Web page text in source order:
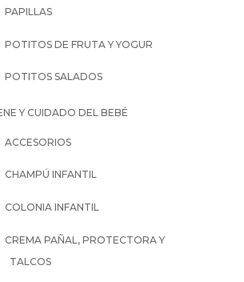
PAPILLAS
POTITOS DE FRUTA Y YOGUR
POTITOS SALADOS
Y CUIDADO DEL BEBÉ
ACCESORIOS
CHAMPÚ INFANTIL
COLONIA INFANTIL
CREMA PAÑAL, PROTECTORA Y
TALCOS